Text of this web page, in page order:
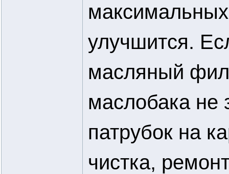
улучшится.
масляный
маслобака не
патрубок на
чистка,